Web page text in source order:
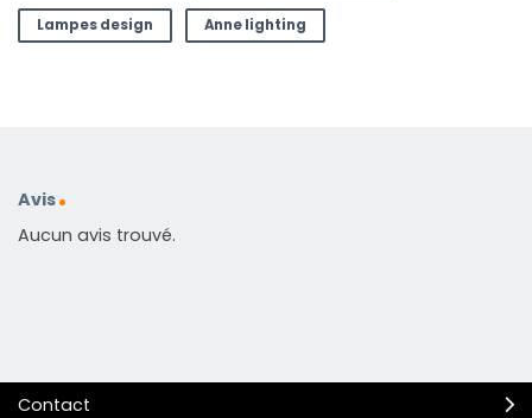
Lampes design Anne lighting
Avis
Aucun avis trouvé.
Contact